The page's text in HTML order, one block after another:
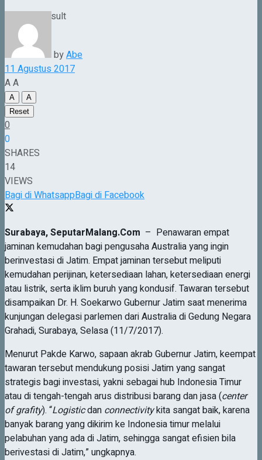
View All Result
byAbe
11 Agustus 2017
AA
A
A
Reset
0
0
SHARES
14
VIEWS
Bagi di WhatsappBagi di Facebook
Surabaya,SeputarMalang.Com – Penawaran empat
jaminan kemudahan bagi pengusaha Australia yang ingin
berinvestasi di Jatim. Empat jaminan tersebut meliputi
kemudahan perijinan, ketersediaan lahan, ketersediaan energi
atau listrik, serta iklim buruh yang kondusif. Tawaran tersebut
disampaikan Dr. H. Soekarwo Gubernur Jatim saat menerima
kunjungan delegasi parlemen dari Australia di Gedung Negara
Grahadi, Surabaya, Selasa (11/7/2017).
Menurut Pakde Karwo, sapaan akrab Gubernur Jatim, keempat
tawaran tersebut mendukung posisi Jatim yang sangat
strategis bagi investasi, yakni sebagai hub Indonesia Timur
atau di tengah-tengah arus distribusi barang dan jasa (center
of grafity). “Logisticdan connectivitykita sangat baik, karena
banyak barang yang dikirim ke Indonesia timur melalui
pelabuhan yang ada di Jatim, sehingga sangat efisien bila
berivestasi di Jatim,” ungkapnya.